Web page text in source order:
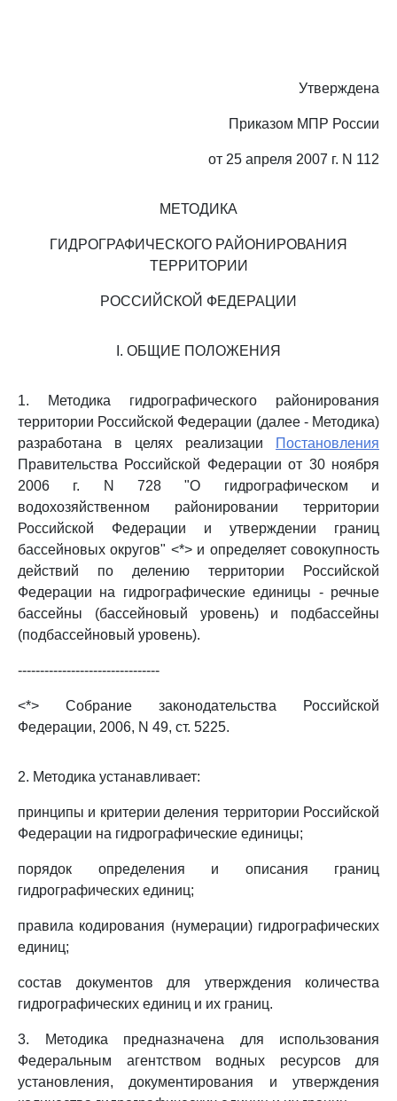
Утверждена
Приказом МПР России
от 25 апреля 2007 г. N 112
МЕТОДИКА
ГИДРОГРАФИЧЕСКОГО РАЙОНИРОВАНИЯ
ТЕРРИТОРИИ
РОССИЙСКОЙ ФЕДЕРАЦИИ
I. ОБЩИЕ ПОЛОЖЕНИЯ
1. Методика гидрографического районирования
территории Российской Федерации (далее - Методика)
разработана в целях реализации
Постановления
Правительства Российской Федерации от 30 ноября
2006 г. N 728 "О гидрографическом и
водохозяйственном районировании территории
Российской Федерации и утверждении границ
бассейновых округов" <*> и определяет совокупность
действий по делению территории Российской
Федерации на гидрографические единицы - речные
бассейны (бассейновый уровень) и подбассейны
(подбассейновый уровень).
--------------------------------
<*> Собрание законодательства Российской
Федерации, 2006, N 49, ст. 5225.
2. Методика устанавливает:
принципы и критерии деления территории Российской
Федерации на гидрографические единицы;
порядок определения и описания границ
гидрографических единиц;
правила кодирования (нумерации) гидрографических
единиц;
состав документов для утверждения количества
гидрографических единиц и их границ.
3. Методика предназначена для использования
Федеральным агентством водных ресурсов для
установления, документирования и утверждения